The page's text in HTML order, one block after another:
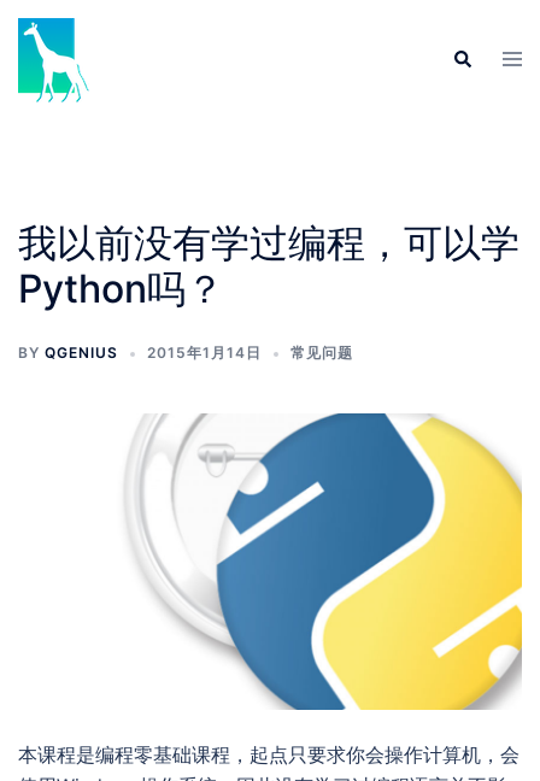
Skip
content
Search
我以前没有学过编程，可以学
Python吗？
BY QGENIUS 2015年1月14日 常见问题
本课程是编程零基础课程，起点只要求你会操作计算机，会